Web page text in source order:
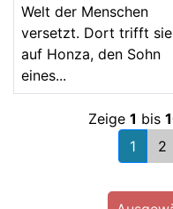
Welt der Menschen
versetzt. Dort trifft sie
auf Honza, den Sohn
eines...
Zeige 1 bis
1
2